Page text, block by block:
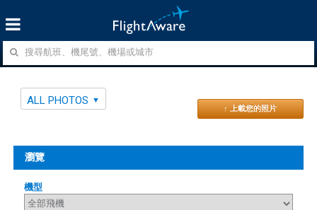
ALL PHOTOS
↑ 上載您的照片
瀏覽
機型